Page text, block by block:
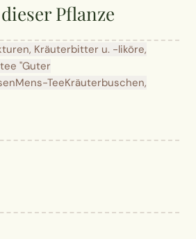
Pflanze
Kräuterbitter u. -liköre,
"Guter
Mens-TeeKräuterbuschen,